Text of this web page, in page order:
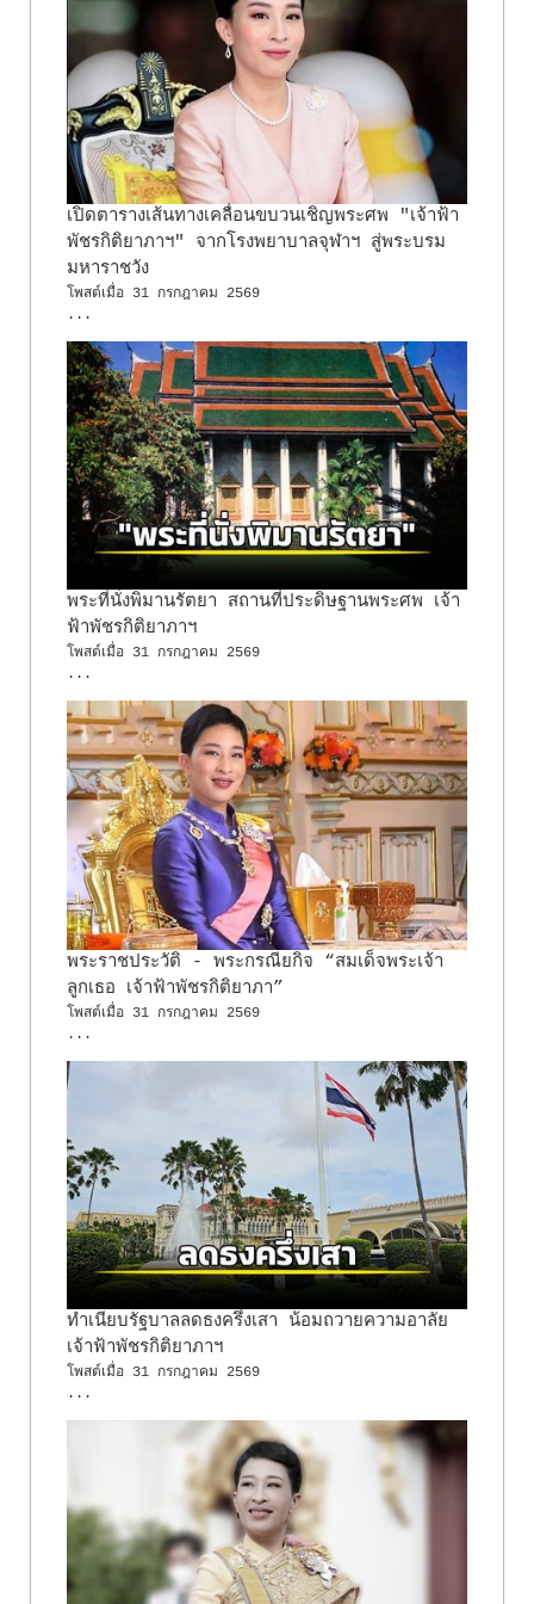
เปิดตารางเส้นทางเคลื่อนขบวนเชิญพระศพ "เจ้าฟ้า
พัชรกิติยาภาฯ" จากโรงพยาบาลจุฬาฯ สู่พระบรม
มหาราชวัง
โพสต์เมื่อ 31 กรกฎาคม 2569
...
พระที่นั่งพิมานรัตยา สถานที่ประดิษฐานพระศพ เจ้า
ฟ้าพัชรกิติยาภาฯ
โพสต์เมื่อ 31 กรกฎาคม 2569
...
พระราชประวัติ - พระกรณียกิจ “สมเด็จพระเจ้า
ลูกเธอ เจ้าฟ้าพัชรกิติยาภา”
โพสต์เมื่อ 31 กรกฎาคม 2569
...
ทำเนียบรัฐบาลลดธงครึ่งเสา น้อมถวายความอาลัย
เจ้าฟ้าพัชรกิติยาภาฯ
โพสต์เมื่อ 31 กรกฎาคม 2569
...